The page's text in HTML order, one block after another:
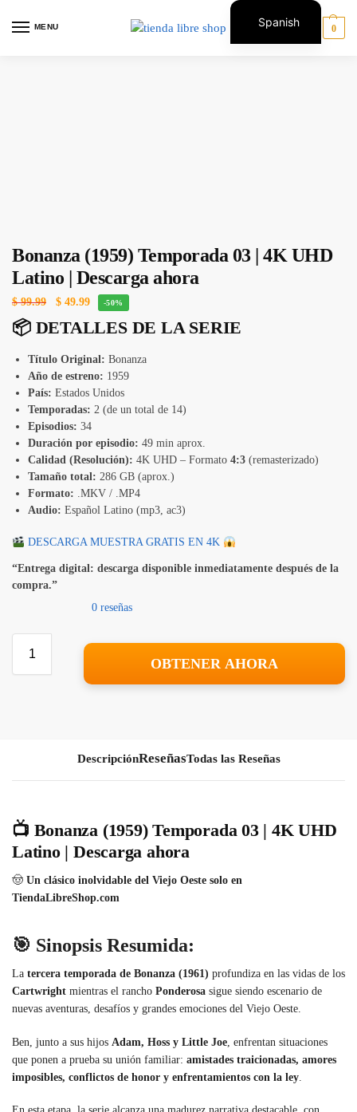
MENU 0
Bonanza (1959) Temporada 03 | 4K UHD
Latino | Descarga ahora
$99.99 $ 49.99 -50%
📦 DETALLES DE LA SERIE
Título Original: Bonanza
Año de estreno: 1959
País: Estados Unidos
Temporadas: 2 (de un total de 14)
Episodios: 34
Duración por episodio: 49 min aprox.
Calidad (Resolución): 4K UHD – Formato 4:3 (remasterizado)
Tamaño total: 286 GB (aprox.)
Formato: .MKV / .MP4
Audio: Español Latino (mp3, ac3)
DESCARGA MUESTRA GRATIS EN 4K
“Entrega digital: descarga disponible inmediatamente después de la
compra.”
0 reseñas
OBTENER AHORA
Descripción Todas las Reseñas
📺 Bonanza (1959) Temporada 03 | 4K UHD
Latino | Descarga ahora
🤠 Un clásico inolvidable del Viejo Oeste solo en
TiendaLibreShop.com
🎯 Sinopsis Resumida:
La tercera temporada de Bonanza (1961) profundiza en las vidas de los
Cartwright mientras el rancho Ponderosa sigue siendo escenario de
nuevas aventuras, desafíos y grandes emociones del Viejo Oeste.
Ben, junto a sus hijos Adam, Hoss y Little Joe , enfrentan situaciones
que ponen a prueba su unión familiar: amistades traicionadas, amores
imposibles, conflictos de honor y enfrentamientos con la ley
Spanish
English